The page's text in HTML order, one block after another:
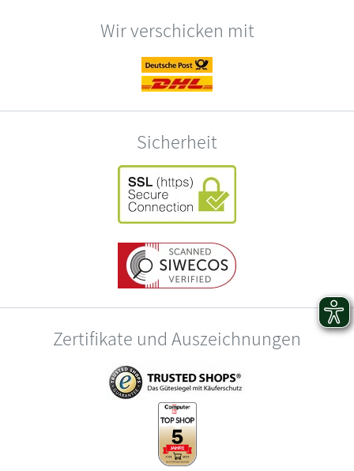
Wir verschicken mit
Sicherheit
Zertifikate und Auszeichnungen